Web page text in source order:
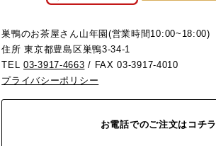
巣鴨のお茶屋さん山年園(営業時間10:00~18:00)
住所 東京都豊島区巣鴨3-34-1
TEL03-3917-4663 / FAX 03-3917-4010
プライバシーポリシー
お電話でのご注文はコチラ